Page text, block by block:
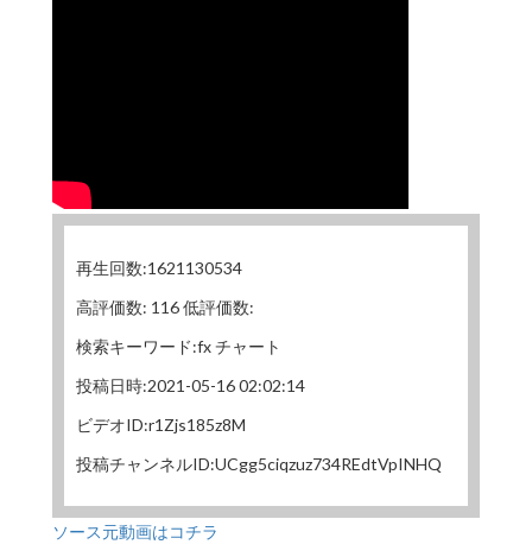
再生回数:1621130534
高評価数: 116 低評価数:
検索キーワード:fx チャート
投稿日時:2021-05-16 02:02:14
ビデオID:r1Zjs185z8M
投稿チャンネルID:UCgg5ciqzuz734REdtVpINHQ
ソース元動画はコチラ